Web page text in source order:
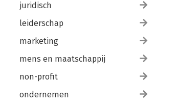
juridisch
leiderschap
marketing
mens en maatschappij
non-profit
ondernemen